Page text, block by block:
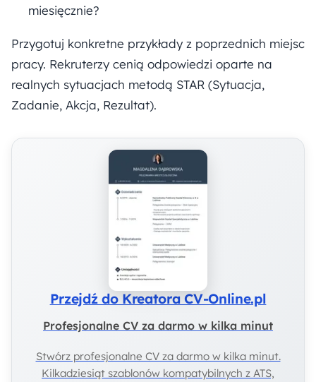
miesięcznie?
Przygotuj konkretne przykłady z poprzednich miejsc
pracy. Rekruterzy cenią odpowiedzi oparte na
realnych sytuacjach metodą STAR (Sytuacja,
Zadanie, Akcja, Rezultat).
Przejdź do Kreatora CV-Online.pl
Profesjonalne CV za darmo w kilka minut
Stwórz profesjonalne CV za darmo w kilka minut.
Kilkadziesiąt szablonów kompatybilnych z ATS,